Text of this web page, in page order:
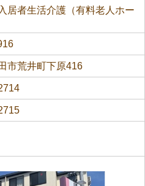
居者生活介護（有料老人ホー
市荒井町下原416